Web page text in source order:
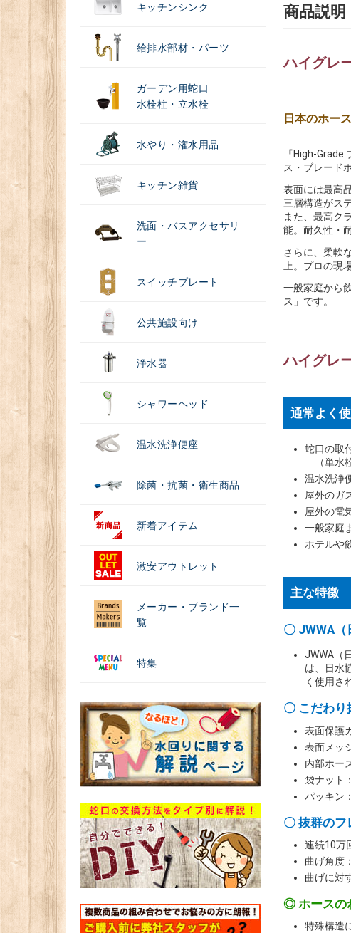
キッチンシンク
給排水部材・パーツ
ガーデン用蛇口
水栓柱・立水栓
水やり・潅水用品
キッチン雑貨
洗面・バスアクセサリ
ー
スイッチプレート
公共施設向け
浄水器
シャワーヘッド
温水洗浄便座
除菌・抗菌・衛生商品
新着アイテム
激安アウトレット
メーカー・ブランド一
覧
特集
商品説明
ハイグレ
日本のホー
『High-
ス・ブレード
表面には最高
三層構造がス
また、最高ク
能。耐久性・
さらに、柔軟
上。プロの現
一般家庭から
ス」です。
ハイグレ
通常よく
蛇口の取
（単水
温水洗浄
屋外のガ
屋外の電
一般家庭
ホテルや
主な特徴
〇 JWWA
JWWA（
は、日水
く使用さ
〇 こだわり
表面保護
表面メッ
内部ホー
袋ナット
パッキン
〇 抜群のフ
連続10万
曲げ角度
曲げに対
◎ ホースの
特殊構造